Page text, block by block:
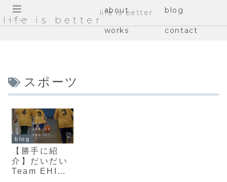
life is better
about blog
works contact
スポーツ
blog
【勝手に紹
介】だいだい
Team EHIME
メニュー
life is better